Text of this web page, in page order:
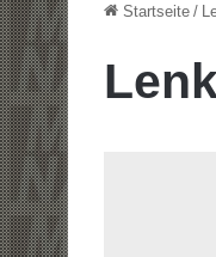
Startseite /